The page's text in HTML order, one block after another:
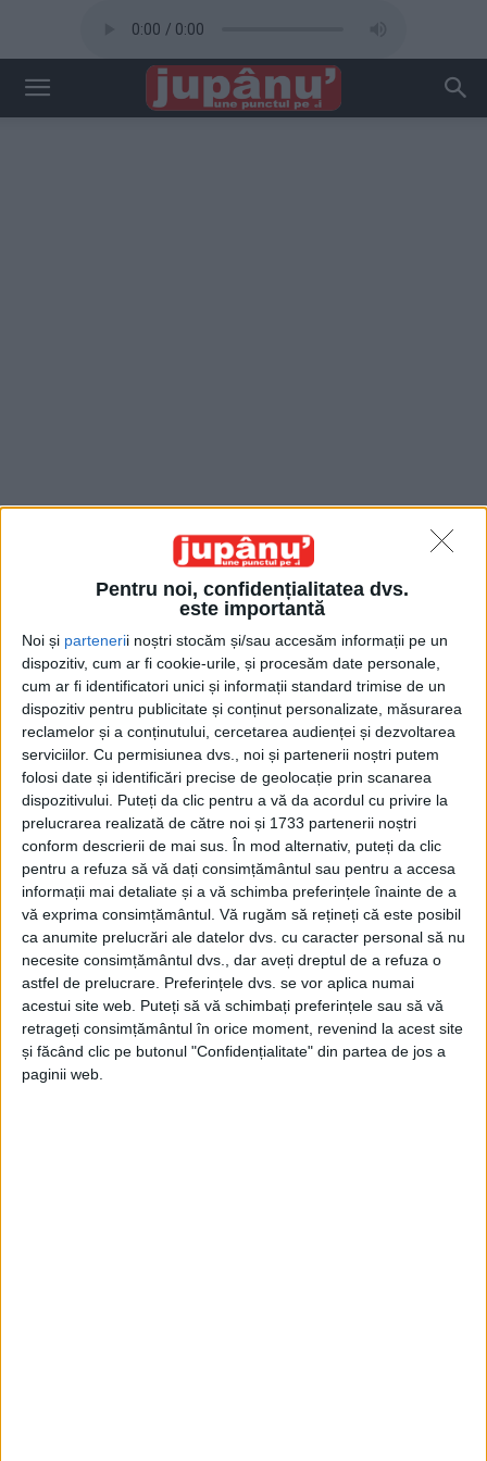
Pentru noi, confidențialitatea dvs.
este importantă
Noi și partenerii noștri stocăm și/sau accesăm informații pe un
dispozitiv, cum ar fi cookie-urile, și procesăm date personale,
cum ar fi identificatori unici și informații standard trimise de un
dispozitiv pentru publicitate și conținut personalizate, măsurarea
reclamelor și a conținutului, cercetarea audienței și dezvoltarea
serviciilor. Cu permisiunea dvs., noi și partenerii noștri putem
folosi date și identificări precise de geolocație prin scanarea
dispozitivului. Puteți da clic pentru a vă da acordul cu privire la
prelucrarea realizată de către noi și 1733 partenerii noștri
conform descrierii de mai sus. În mod alternativ, puteți da clic
pentru a refuza să vă dați consimțământul sau pentru a accesa
informații mai detaliate și a vă schimba preferințele înainte de a
vă exprima consimțământul. Vă rugăm să rețineți că este posibil
ca anumite prelucrări ale datelor dvs. cu caracter personal să nu
necesite consimțământul dvs., dar aveți dreptul de a refuza o
astfel de prelucrare. Preferințele dvs. se vor aplica numai
acestui site web. Puteți să vă schimbați preferințele sau să vă
retrageți consimțământul în orice moment, revenind la acest site
și făcând clic pe butonul "Confidențialitate" din partea de jos a
paginii web.
Acasă Etichete Nicolae Robu
Etichetă: Nicolae Robu
Un eseu pentru domnul vice
Jupanu - 25 iulie 2026